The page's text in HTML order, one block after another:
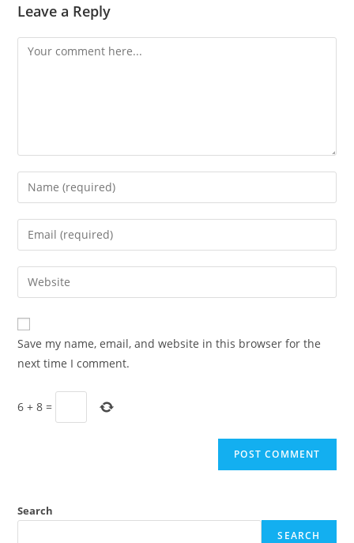
Leave a Reply
Comment
Enter
your
name
comment
Enter
your
email
address
comment
Enter
your
website
URL
(optional)
Save my name, email, and website in this browser for the
next time I comment.
6 +8 =
Search
SEARCH